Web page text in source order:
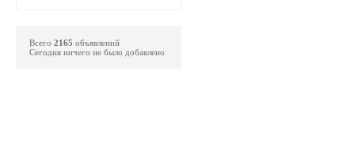
Всего 2165 объявлений
Сегодня ничего не было добавлено